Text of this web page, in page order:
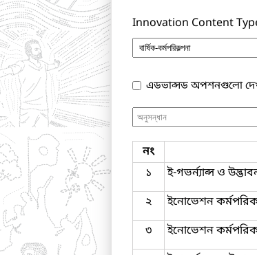
Innovation Content
এডভান্সড অপশনগুলো
নং
১
ই-গভর্ন্যান্স ও
২
ইনোভেশন
৩
ইনোভেশন